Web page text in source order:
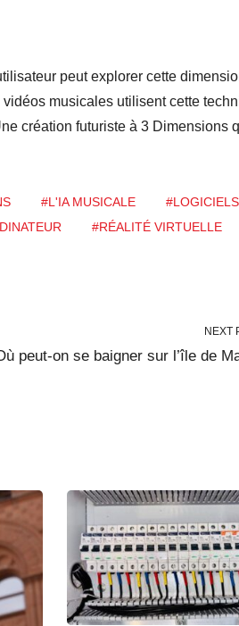
peut explorer cette
musicales utilisent cette
création futuriste à 3 Dimensions
#L'IA MUSICALE
#RÉALITÉ VIRTUELLE
NEXT
peut-on se baigner sur l’île de